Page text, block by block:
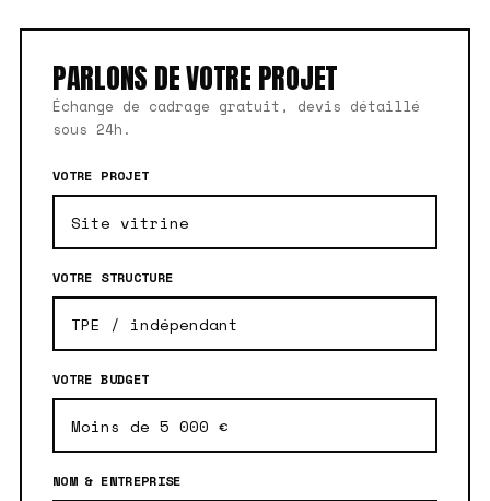
PARLONS DE VOTRE PROJET
Échange de cadrage gratuit, devis détaillé
sous 24h.
VOTRE PROJET
VOTRE STRUCTURE
VOTRE BUDGET
NOM & ENTREPRISE